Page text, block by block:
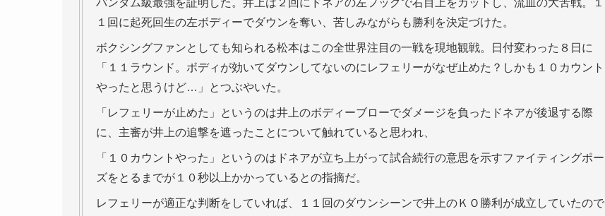
バンタム級最強を証明した。井上は２回にドネアの左フックで右目上をカットし、流血の大苦戦。１
１回に起死回生の左ボディーでダウンを奪い、苦しみながらも勝利を決定づけた。
ボクシングファンとしても知られる松本はこの全世界注目の一戦を現地観戦。日付変わった８日に
「１１ラウンド。ボディが効いてダウンしてないのにレフェリーがなぜ止めた？しかも１０カウント
やったと思うけど…」とつぶやいた。
「レフェリーが止めた」というのは井上のボディーブローでダメージを負ったドネアが後退する際
に、主審が井上の追撃を遮ったことについて触れていると思われ、
「１０カウントやった」というのはドネアが立ち上がって試合続行の意思を示すファイティングポー
ズをとるまでが１０秒以上かかっているとの指摘だ。
レフェリーが適正な判断をしていれば、１１回のダウンシーンで井上のＫＯ勝利が成立していたので